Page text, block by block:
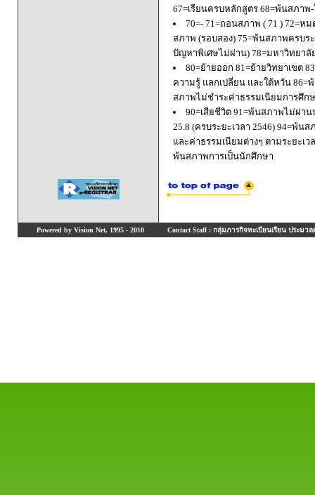
67=เรียนครบหลักสูตร 68=พ้นสภา
70=- 71=ถอนสภาพ ( 71 ) 72=
สภาพ (รอบสอง) 75=พ้นสภาพครบ
ปัญหาพิเศษไม่ผ่าน) 78=มหาวิทยา
80=ย้ายออก 81=ย้ายวิทยาเขต
ความรู้ แลกเปลี่ยน และใต้หวัน
สภาพไม่ชำระค่าธรรมเนียมการศึก
90=เสียชีวิต 91=พ้นสภาพไม่ผ่า
25.8 (ครบระยะเวลา 2546) 94=พ้
และค่าธรรมเนียมต่างๆ ตามระยะเ
พ้นสภาพการเป็นนักศึกษา
Powered by Vision Net, 1995 - 2010 Contact Staff : กลุ่มภารกิจทะเบียนเรียน ประมวล